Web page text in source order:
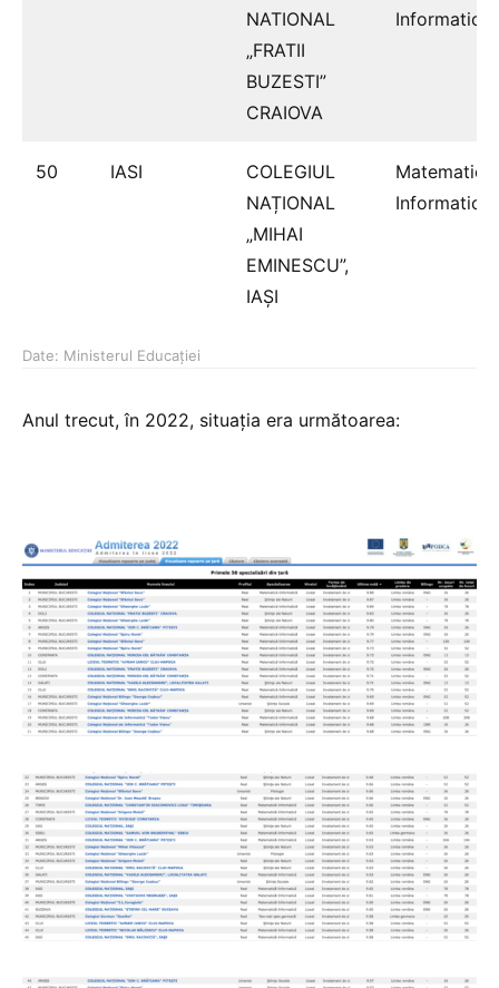
NATIONAL
„FRATII
BUZESTI”
CRAIOVA
Informatică
50 IASI
COLEGIUL
NAȚIONAL
„MIHAI
EMINESCU”,
IAŞI
Informatică
Date: Ministerul Educației
Anul trecut, în 2022, situația era următoarea: